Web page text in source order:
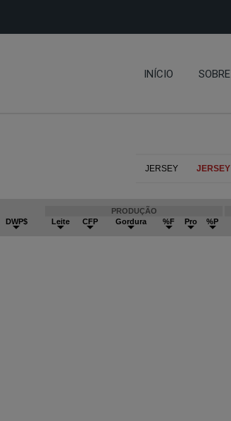
INÍCIO SOBRE